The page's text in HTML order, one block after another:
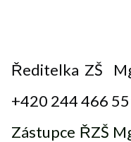
+420
Ředitelka ZŠ
+420 244 466
Zástupce ŘZŠ